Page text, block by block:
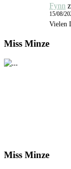
Fynn
15/08/
Vielen
Miss Minze
Miss Minze